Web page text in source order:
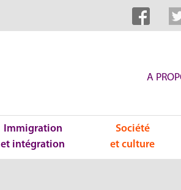
A
Immigration
et intégration
Société
et culture